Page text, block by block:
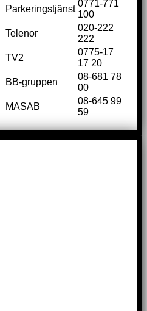
Parkeringstjänst
0771-771
100
Telenor
020-222
222
TV2
0775-17
17 20
BB-gruppen
08-681 78
00
MASAB
08-645 99
59